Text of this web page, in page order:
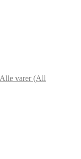
Alle varer (All